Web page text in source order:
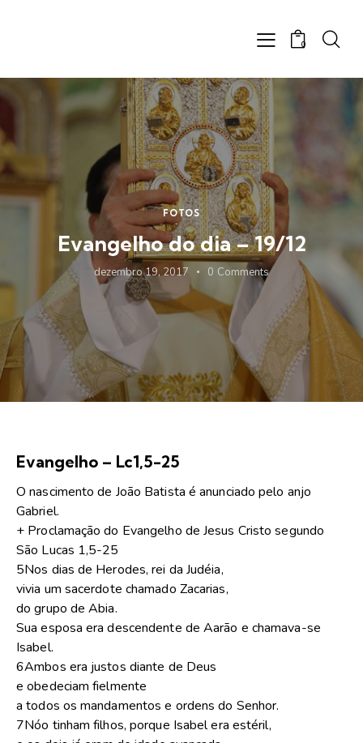
0
FOTOS
Evangelho do dia – 19/12
dezembro 19, 2017 0 Comments
Evangelho – Lc1,5-25
O nascimento de João Batista é anunciado pelo anjo
Gabriel.
+ Proclamação do Evangelho de Jesus Cristo segundo
São Lucas 1,5-25
5Nos dias de Herodes, rei da Judéia,
vivia um sacerdote chamado Zacarias,
do grupo de Abia.
Sua esposa era descendente de Aarão e chamava-se
Isabel.
6Ambos era justos diante de Deus
e obedeciam fielmente
a todos os mandamentos e ordens do Senhor.
7Nóo tinham filhos, porque Isabel era estéril,